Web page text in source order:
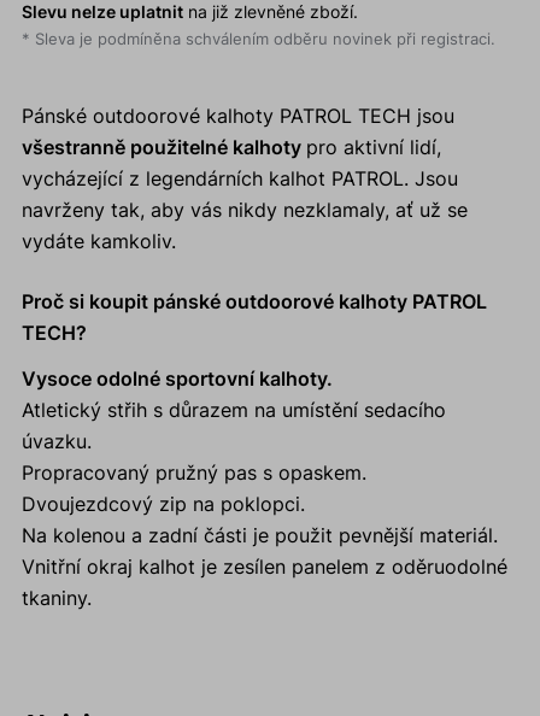
Slevu nelze uplatnitna již zlevněné zboží.
* Sleva je podmíněna schválením odběru novinek při registraci.
Pánské outdoorové kalhoty PATROL TECH jsou
všestranně použitelné kalhoty pro aktivní lidí,
vycházející z legendárních kalhot PATROL. Jsou
navrženy tak, aby vás nikdy nezklamaly, ať už se
vydáte kamkoliv.
Proč si koupit pánské outdoorové kalhoty PATROL
TECH?
Vysoce odolné sportovní kalhoty.
Atletický střih s důrazem na umístění sedacího
úvazku.
Propracovaný pružný pas s opaskem.
Dvoujezdcový zip na poklopci.
Na kolenou a zadní části je použit pevnější materiál.
Vnitřní okraj kalhot je zesílen panelem z oděruodolné
tkaniny.